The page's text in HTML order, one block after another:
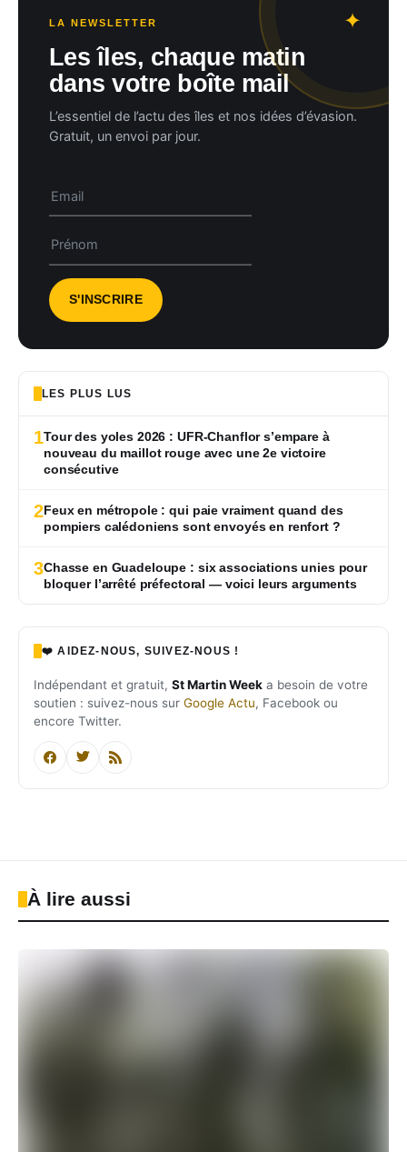
LA NEWSLETTER
Les îles, chaque matin
dans votre boîte mail
L’essentiel de l’actu des îles et nos idées d’évasion.
Gratuit, un envoi par jour.
LES PLUS LUS
1Tour des yoles 2026 : UFR-Chanflor s’empare à
nouveau du maillot rouge avec une 2e victoire
consécutive
2Feux en métropole : qui paie vraiment quand des
pompiers calédoniens sont envoyés en renfort ?
3Chasse en Guadeloupe : six associations unies pour
bloquer l’arrêté préfectoral — voici leurs arguments
❤️ AIDEZ-NOUS, SUIVEZ-NOUS !
Indépendant et gratuit, St Martin Week a besoin de votre
soutien : suivez-nous sur Google Actu, Facebook ou
encore Twitter.
À lire aussi